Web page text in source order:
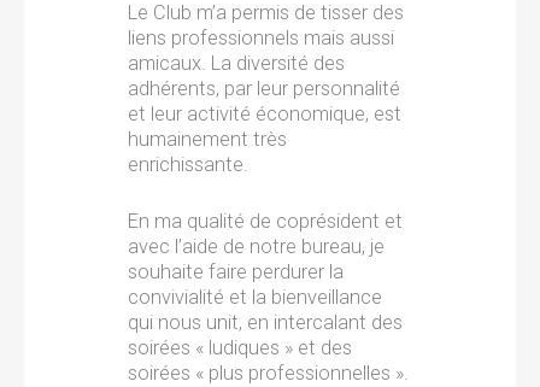
Le Club m’a permis de tisser des
liens professionnels mais aussi
amicaux. La diversité des
adhérents, par leur personnalité
et leur activité économique, est
humainement très
enrichissante.
En ma qualité de coprésident et
avec l’aide de notre bureau, je
souhaite faire perdurer la
convivialité et la bienveillance
qui nous unit, en intercalant des
soirées « ludiques » et des
soirées « plus professionnelles ».